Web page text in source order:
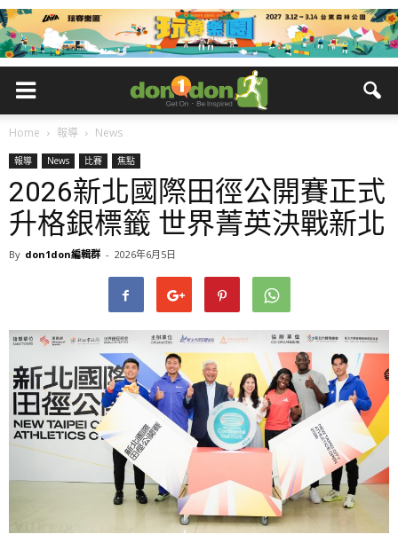
Home 報導 News
報導 News 比賽 焦點
2026新北國際田徑公開賽正式
升格銀標籤 世界菁英決戰新北
By don1don編輯群 - 2026年6月5日